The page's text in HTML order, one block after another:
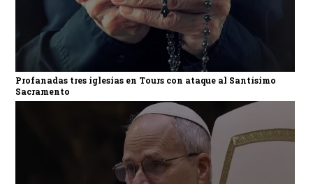
Profanadas tres iglesias en Tours con ataque al Santísimo
Sacramento